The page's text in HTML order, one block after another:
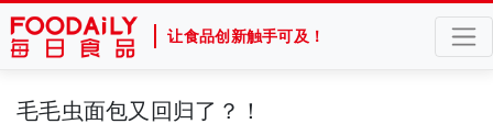
让食品创新触手可及！
毛毛虫面包又回归了？！